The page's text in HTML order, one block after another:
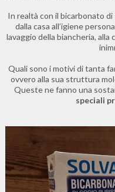
In realtà con il bicarbonato
dalla casa all’igiene
lavaggio della biancheria,
Quali sono i motivi di tanta
ovvero alla sua struttura
Queste ne fanno una
speciali